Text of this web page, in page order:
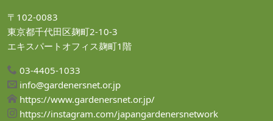
〒102-0083
東京都千代田区麹町2-10-3
エキスパートオフィス麹町1階
03-4405-1033
info@gardenersnet.or.jp
https://www.gardenersnet.or.jp/
https://instagram.com/japangardenersnetwork